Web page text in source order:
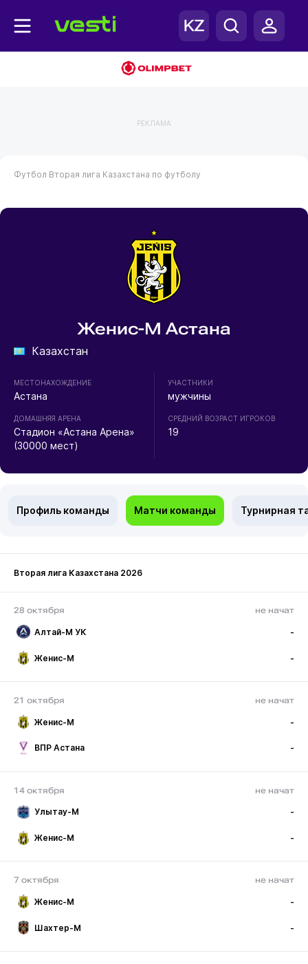
РЕКЛАМА
Футбол Вторая лига Казахстана по футболу
Женис-М Астана
Казахстан
МЕСТОНАХОЖДЕНИЕ
Астана
ДОМАШНЯЯ АРЕНА
Стадион «Астана Арена»
(30000 мест)
УЧАСТНИКИ
мужчины
СРЕДНИЙ ВОЗРАСТ ИГРОКОВ
19
Профиль команды Матчи команды Турнирная
Вторая лига Казахстана 2026
28 октября не начат
Алтай-М УК -
Женис-М -
21 октября не начат
Женис-М -
ВПР Астана -
14 октября не начат
Улытау-М -
Женис-М -
7 октября не начат
Женис-М -
Шахтер-М -